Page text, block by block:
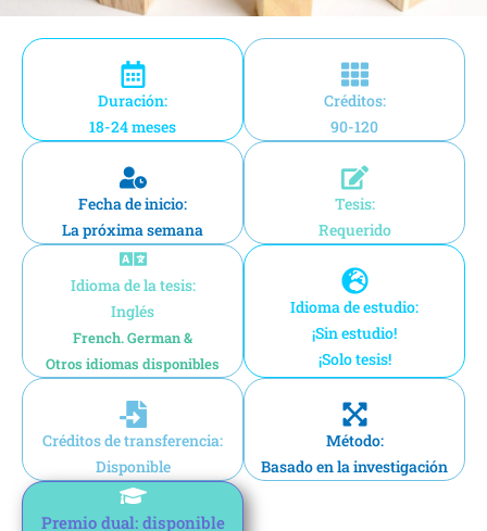
Duración:
18-24 meses
Créditos:
90-120
Fecha de inicio:
La próxima semana
Tesis:
Requerido
Idioma de la tesis:
Inglés
French. German &
Otros idiomas disponibles
Idioma de estudio:
¡Sin estudio!
¡Solo tesis!
Créditos de transferencia:
Disponible
Método:
Basado en la investigación
Premio dual: disponible